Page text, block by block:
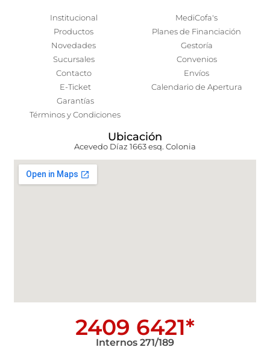
Institucional
Productos
Novedades
Sucursales
Contacto
E-Ticket
Garantías
Términos y Condiciones
MediCofa's
Planes de Financiación
Gestoría
Convenios
Envíos
Calendario de Apertura
Ubicación
Acevedo Díaz 1663 esq. Colonia
2409 6421*
Internos 271/189